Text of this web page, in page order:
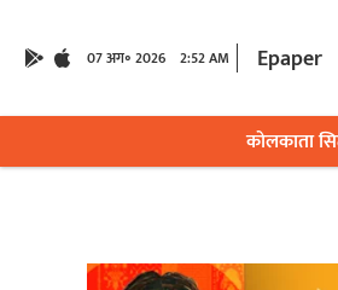
07 अग॰ 2026 2:52 AM Epaper
कोलकाता